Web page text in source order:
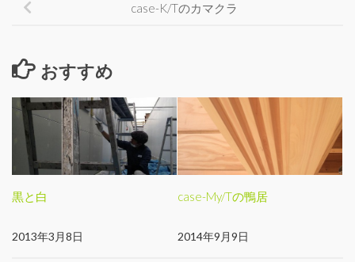
case-K/Tのカマクラ
おすすめ
黒と白
2013年3月8日
case-My/Tの鴨居
2014年9月9日